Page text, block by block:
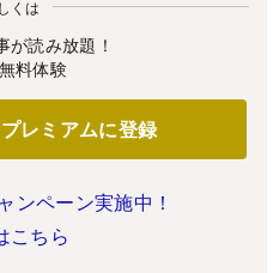
くは
が読み放題！
料体験
レミアムに登録
ンペーン実施中！
こちら